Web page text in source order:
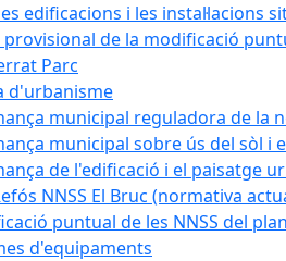
edificacions i les instal·lacions
de la modificació
Parc
d'urbanisme
municipal reguladora de la
municipal sobre ús del sòl i
de l'edificació i el paisatge
NNSS El Bruc (normativa
puntual de les NNSS del
d'equipaments